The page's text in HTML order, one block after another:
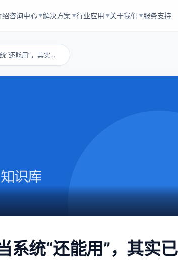
绍咨询中心 ▼解决方案 ▼行业应用 ▼关于我们 ▼服务支持
私有云搭建入门指南：当系统“还能用”，其实已...
系统“还能用”，其实已